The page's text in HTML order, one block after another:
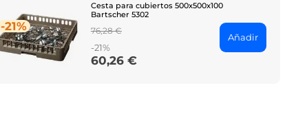
-21%
Cesta para cubiertos 500x500x100
Bartscher 5302
Regular
price
76,28 €
-21%
Price
60,26 €
Añadir